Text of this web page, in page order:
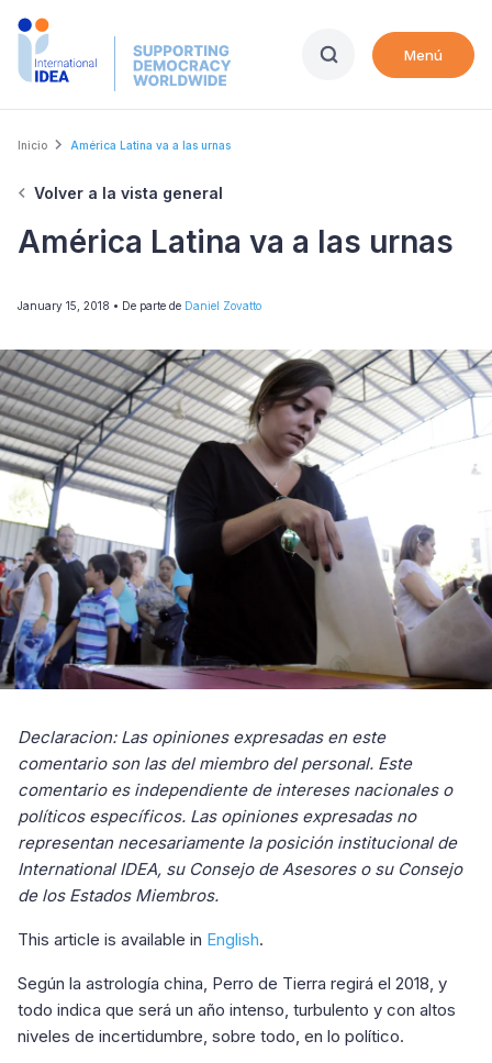
Skip
Menú
Breadcrumb
Inicio América Latina va a las urnas
Volver a la vista general
América Latina va a las urnas
January 15, 2018 • De parte de Daniel Zovatto
Declaracion: Las opiniones expresadas en este
comentario son las del miembro del personal. Este
comentario es independiente de intereses nacionales o
políticos específicos. Las opiniones expresadas no
representan necesariamente la posición institucional de
International IDEA, su Consejo de Asesores o su Consejo
de los Estados Miembros.
This article is available in English.
Según la astrología china, Perro de Tierra regirá el 2018, y
todo indica que será un año intenso, turbulento y con altos
niveles de incertidumbre, sobre todo, en lo político.